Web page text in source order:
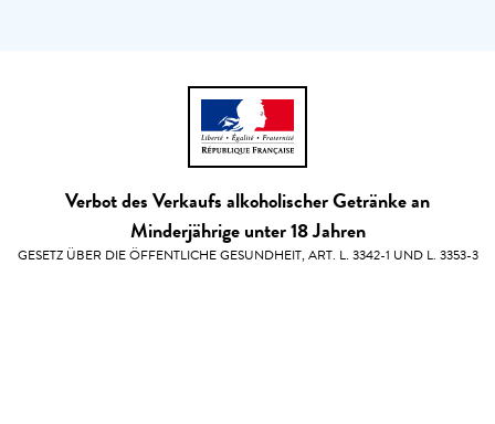
Verbot des Verkaufs alkoholischer Getränke an
Minderjährige unter 18 Jahren
GESETZ ÜBER DIE ÖFFENTLICHE GESUNDHEIT, ART. L. 3342-1 UND L. 3353-3